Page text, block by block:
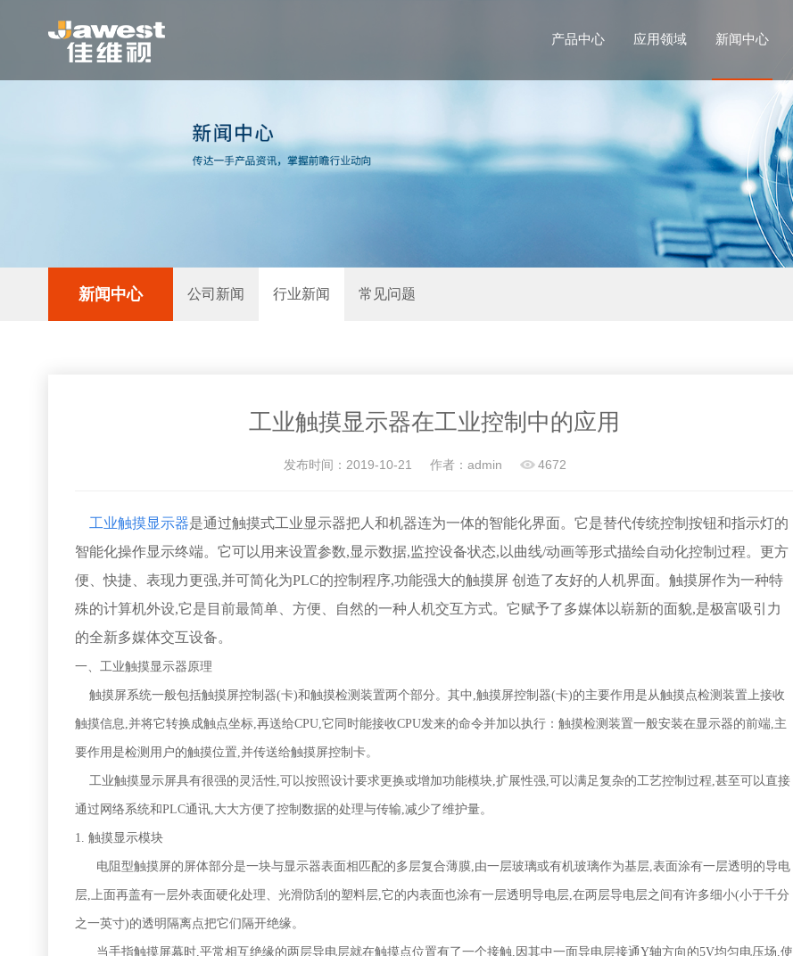
产品中心 应用领域 新闻中心
新闻中心 公司新闻 行业新闻 常见问题
工业触摸显示器在工业控制中的应用
发布时间：2019-10-21 作者：admin 4672
工业触摸显示器是通过触摸式工业显示器把人和机器连为一体的智能化界面。它是替代传统控制按钮和指示灯的
智能化操作显示终端。它可以用来设置参数,显示数据,监控设备状态,以曲线/动画等形式描绘自动化控制过程。更方
便、快捷、表现力更强,并可简化为PLC的控制程序,功能强大的触摸屏 创造了友好的人机界面。触摸屏作为一种特
殊的计算机外设,它是目前最简单、方便、自然的一种人机交互方式。它赋予了多媒体以崭新的面貌,是极富吸引力
的全新多媒体交互设备。
一、 工业触摸显示器原理
触摸屏系统一般包括触摸屏控制器(卡)和触摸检测装置两个部分。其中,触摸屏控制器(卡)的主要作用是从触摸点检测装置上接收
触摸信息,并将它转换成触点坐标,再送给CPU,它同时能接收CPU发来的命令并加以执行：触摸检测装置一般安装在显示器的前端,主
要作用是检测用户的触摸位置,并传送给触摸屏控制卡。
工业触摸显示屏具有很强的灵活性,可以按照设计要求更换或增加功能模块,扩展性强,可以满足复杂的工艺控制过程,甚至可以直接
通过网络系统和PLC通讯,大大方便了控制数据的处理与传输,减少了维护量。
1. 触摸显示模块
电阻型触摸屏的屏体部分是一块与显示器表面相匹配的多层复合薄膜,由一层玻璃或有机玻璃作为基层,表面涂有一层透明的导电
层,上面再盖有一层外表面硬化处理、光滑防刮的塑料层,它的内表面也涂有一层透明导电层,在两层导电层之间有许多细小(小于千分
之一英寸)的透明隔离点把它们隔开绝缘。
当手指触摸屏幕时,平常相互绝缘的两层导电层就在触摸点位置有了一个接触,因其中一面导电层接通Y轴方向的5V均匀电压场,使